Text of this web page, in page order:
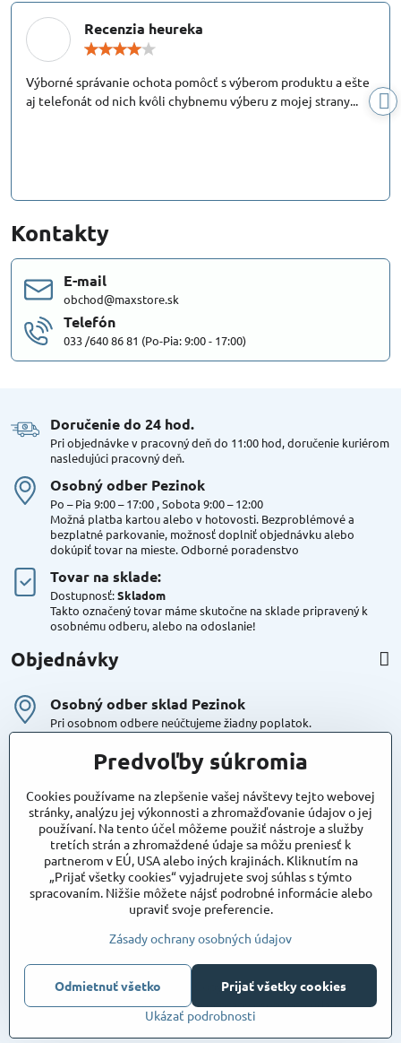
Recenzia heureka
5
Výborné správanie ochota pomôcť s výberom produktu a ešte
aj telefonát od nich kvôli chybnemu výberu z mojej strany...
Kontakty
E-mail
obchod@maxstore.sk
Telefón
033 /640 86 81 (Po-Pia: 9:00 - 17:00)
Doručenie do 24 hod​.
Pri objednávke v pracovný deň do 11:00 hod, doručenie kuriérom
nasledujúci pracovný deň.
Osobný odber Pezinok
Po – Pia 9:00 – 17:00 , Sobota 9:00 – 12:00
Možná platba kartou alebo v hotovosti. Bezproblémové a
bezplatné parkovanie, možnosť doplniť objednávku alebo
dokúpiť tovar na mieste. Odborné poradenstvo
Tovar na sklade:
Dostupnosť:Skladom
Takto označený tovar máme skutočne na sklade pripravený k
osobnému odberu, alebo na odoslanie!
Objednávky
Osobný odber sklad Pezinok
Pri osobnom odbere neúčtujeme žiadny poplatok.
Kuriér DPD , Geis
Cena za dopravu:
Maxstore
Bratislavská 79
Areál Satina
90201 Pezinok
vjazd do areálu z Bratislavskej ulice
Súradnice pre GPS:
48°16'48.83"N, 17°15'39.45"E
©
Copyright
Predvoľby súkromiaZásady ochrany osobných údajov
Vytvorené pomocou:BiznisWeb.sk
Predvoľby súkromia
Cookies používame na zlepšenie vašej návštevy tejto webovej
stránky, analýzu jej výkonnosti a zhromažďovanie údajov o jej
používaní. Na tento účel môžeme použiť nástroje a služby
tretích strán a zhromaždené údaje sa môžu preniesť k
partnerom v EÚ, USA alebo iných krajinách. Kliknutím na
„Prijať všetky cookies“ vyjadrujete svoj súhlas s týmto
spracovaním. Nižšie môžete nájsť podrobné informácie alebo
upraviť svoje preferencie.
Zásady ochrany osobných údajov
Ukázať podrobnosti
Prijať všetky cookies
Odmietnuť všetko